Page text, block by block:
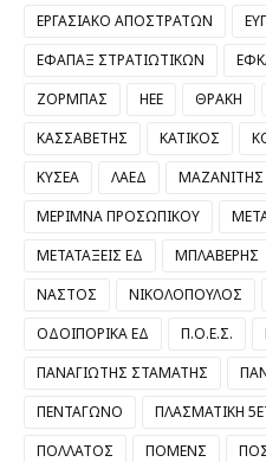
ΕΡΓΑΣΙΑΚΟ ΑΠΟΣΤΡΑΤΩΝ
ΕΦΑΠΑΞ ΣΤΡΑΤΙΩΤΙΚΩΝ
ΖΟΡΜΠΑΣ
ΗΕΕ ΘΡΑΚΗ
ΚΑΣΣΑΒΕΤΗΣ
ΚΑΤΙΚΟΣ
ΚΥΣΕΑ
ΛΑΕΔ ΜΑΖΑΝΙΤΗΣ
ΜΕΡΙΜΝΑ ΠΡΟΣΩΠΙΚΟΥ
ΜΕΤΑΤΑΞΕΙΣ ΕΔ
ΜΠΛΑΒΕΡΗΣ
ΝΑΣΤΟΣ
ΝΙΚΟΛΟΠΟΥΛΟΣ
ΟΔΟΙΠΟΡΙΚΑ ΕΔ
Π.Ο.Ε.Σ.
ΠΑΝΑΓΙΩΤΗΣ ΣΤΑΜΑΤΗΣ
ΠΕΝΤΑΓΩΝΟ
ΠΛΑΣΜΑΤΙΚΗ
ΠΟΛΛΑΤΟΣ
ΠΟΜΕΝΣ